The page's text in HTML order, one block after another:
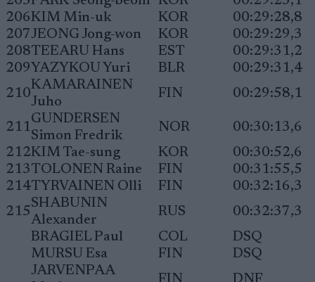
206KIM Min-uk KOR
00:29:28,8
207 JEONG Jong-won KOR
00:29:29,3
208TEEARU Hans EST
00:29:31,2
209 YAZYKOU Yuri BLR
00:29:31,4
210
KAMARAINEN
Juho
FIN 00:29:58,1
211
GUNDERSEN
Simon Fredrik
NOR
00:30:13,6
212KIM Tae-sung KOR
00:30:52,6
213TOLONEN Raine FIN
00:31:55,5
214TYRVAINEN Olli FIN
00:32:16,3
215
SHABUNIN
Alexander
RUS
00:32:37,3
BRAGIEL Paul
COL
DSQ
MURSU Esa
FIN
DSQ
JARVENPAA
FIN DNF